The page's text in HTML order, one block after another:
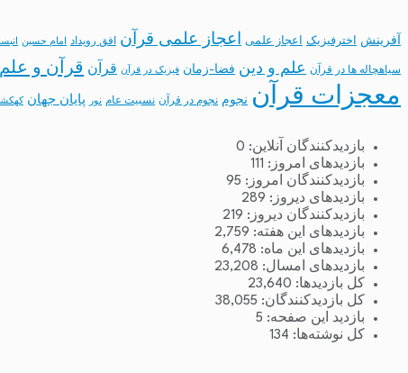
آفرینش اخترفیزیک اعجاز علمی اعجاز علمی قرآن افق رویداد امام حسین
سیاهچاله ها در قرآن علم و دین فضا-زمان فیزیک در قرآن قرآن قرآن و علم
معجزات قرآن نجوم نجوم در قرآن نسبیت عام نور پایان جهان
بازدیدکنندگان آنلاین: 0
بازدیدهای امروز: 111
بازدیدکنندگان امروز: 95
بازدیدهای دیروز: 289
بازدیدکنندگان دیروز: 219
بازدیدهای این هفته: 2,759
بازدیدهای این ماه: 6,478
بازدیدهای امسال: 23,208
کل بازدیدها: 23,640
کل بازدیدکنند‌گان: 38,055
بازدید این صفحه: 5
کل نوشته‌ها: 134